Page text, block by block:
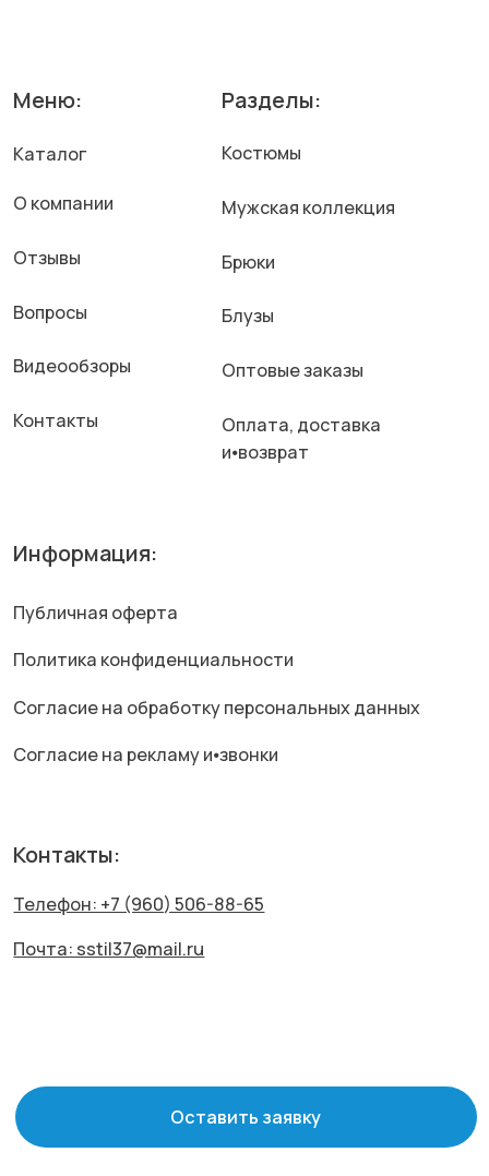
Почта: sstil37@mail.ru
Оставить заявку
г. Иваново
ИНН: 371119713525
ИП Бабанов Антон Андреевич
Контакты:
Согласие на рекламу и⦁звонки
Политика конфиденциальности